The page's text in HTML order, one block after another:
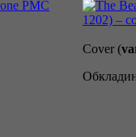
Cover (